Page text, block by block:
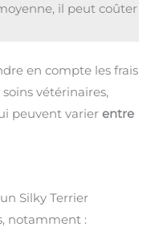
il peut coûter
en compte les frais
vétérinaires,
peuvent varier entre
Silky Terrier
notamment :